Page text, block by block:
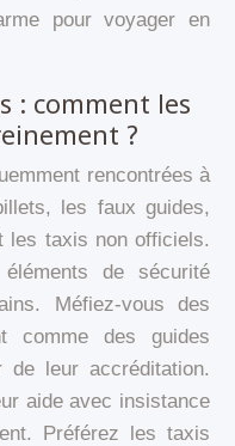
pour voyager en
: comment les
?
rencontrées à
les faux guides,
les taxis non officiels.
de sécurité
Méfiez-vous des
comme des guides
leur accréditation.
aide avec insistance
Préférez les taxis